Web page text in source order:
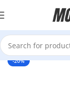
-20%